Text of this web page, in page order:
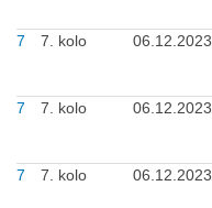
7
7. kolo 06.12.2023
7
7. kolo 06.12.2023
7
7. kolo 06.12.2023